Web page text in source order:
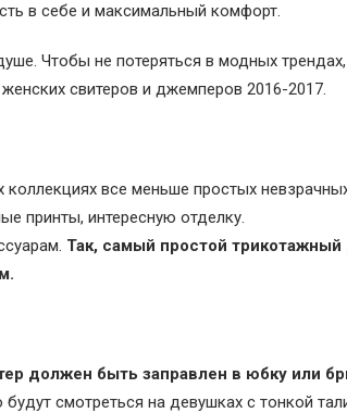
в себе и максимальный комфорт.
Чтобы не потеряться в модных
свитеров и джемперов 2016-2017.
коллекциях все меньше простых
принты, интересную отделку.
Так, самый простой
должен быть заправлен в юбку или
смотреться на девушках с тонкой